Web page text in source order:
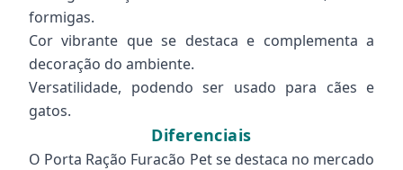
formigas.
Cor vibrante que se destaca e complementa a
decoração do ambiente.
Versatilidade, podendo ser usado para cães e
gatos.
Diferenciais
O Porta Ração Furacão Pet se destaca no mercado